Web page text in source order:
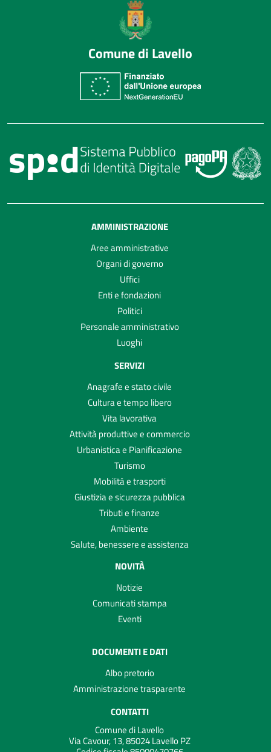
Comune di Lavello
AMMINISTRAZIONE
Aree amministrative
Organi di governo
Uffici
Enti e fondazioni
Politici
Personale amministrativo
Luoghi
SERVIZI
Anagrafe e stato civile
Cultura e tempo libero
Vita lavorativa
Attività produttive e commercio
Urbanistica e Pianificazione
Turismo
Mobilità e trasporti
Giustizia e sicurezza pubblica
Tributi e finanze
Ambiente
Salute, benessere e assistenza
NOVITÀ
Notizie
Comunicati stampa
Eventi
DOCUMENTI E DATI
Albo pretorio
Amministrazione trasparente
CONTATTI
Comune di Lavello
Via Cavour, 13, 85024 Lavello PZ